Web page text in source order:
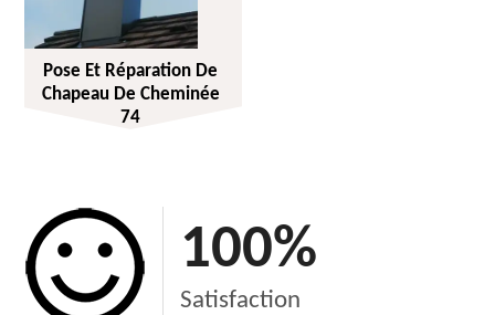
Pose Et Réparation De
Chapeau De Cheminée
74
100%
Satisfaction